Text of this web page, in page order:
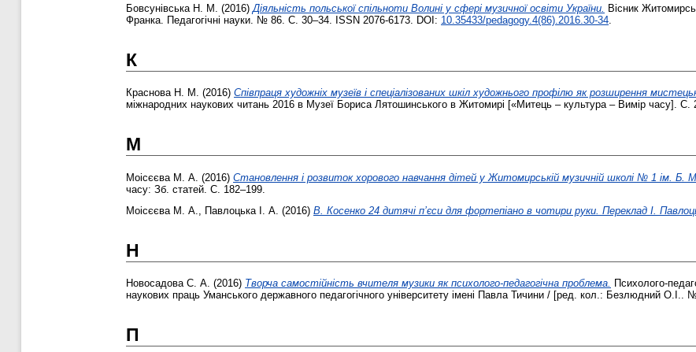
Бовсунівська Н. М. (2016)Діяльність польської спільноти Волині у сфері музичної освіти України. Вісник
Франка. Педагогічні науки. № 86. С. 30–34. ISSN 2076-6173. DOI: 10.35433/pedagogy.4(86).2016.30-34.
К
Краснова Н. М. (2016) Співпраця художніх музеїв і спеціалізованих шкіл художнього профілю як розширення
міжнародних наукових читань 2016 в Музеї Бориса Лятошинського в Житомирі [«Митець – культура – Вимір часу]. С.
М
Моісєєва М. А. (2016) Становлення і розвиток хорового навчання дітей у Житомирській музичній школі № 1 ім. Б.
часу: Зб. статей. С. 182–199.
Моісєєва М. А., Павлоцька І. А. (2016) В. Косенко 24 дитячі п’єси для фортепіано в чотири руки. Переклад І.
Н
Новосадова С. А. (2016) Творча самостійність вчителя музики як психолого-педагогічна проблема. Психолого-
наукових праць Уманського державного педагогічного університету імені Павла Тичини / [ред. кол.: Безлюдний О.І..
П